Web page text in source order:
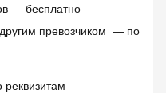
— бесплатно
превозчиком — по
реквизитам